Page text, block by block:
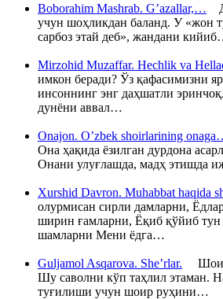
Boborahim Mashrab. G’azallar,…
учун шоҳликдан баланд. У «жон
сарбоз этай деб», жандани
Mirzohid Muzaffar. Hechlik va
имкон беради? Ўз қафасимизни
инсоннинг энг даҳшатли
дунёни аввал…
Onajon. O’zbek shoirlarining
Она ҳақида ёзилган дурдона
Онани улуғлашда, мадҳ этишда
Xurshid Davron. Muhabbat haqida
олурмисан сирли дамларни,
ширин ғамларни, Ёқиб қўйиб тун
шамларни Мени ёдга…
Guljamol Asqarova. She’rlar. Шоир
Шу саволни кўп таҳлил этаман.
туғилиши учун шоир руҳини…